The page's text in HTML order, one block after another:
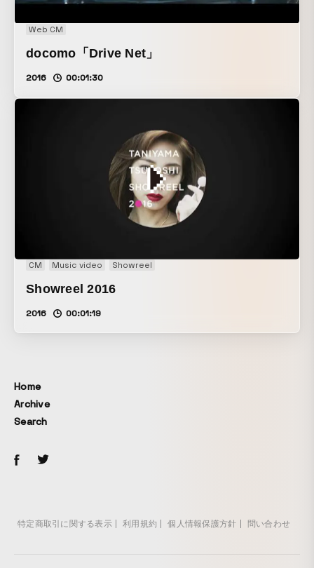
Web CM
docomo「Drive Net」
2016 00:01:30
CM Music video Showreel
Showreel 2016
2016 00:01:19
Home
Archive
Search
特定商取引に関する表示 利用規約 個人情報保護方針 問い合わせ